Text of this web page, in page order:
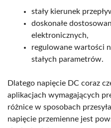
stały kierunek
doskonałe
elektronicznych,
regulowane wartości
stałych parametrów.
Dlatego napięcie DC coraz
aplikacjach wymagających
różnice w sposobach
napięcie przemienne jest